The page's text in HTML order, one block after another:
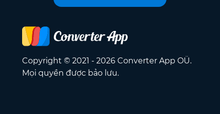
Copyright © 2021 - 2026 Converter App OÜ.
Mọi quyền được bảo lưu.